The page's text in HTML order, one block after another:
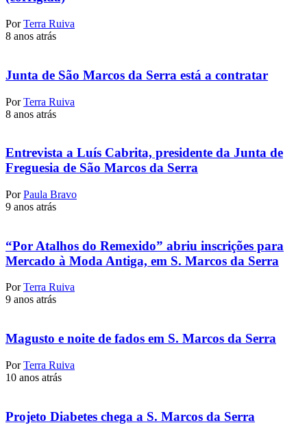
Por Terra Ruiva
8 anos atrás
Junta de São Marcos da Serra está a contratar
Por Terra Ruiva
8 anos atrás
Entrevista a Luís Cabrita, presidente da Junta de
Freguesia de São Marcos da Serra
Por Paula Bravo
9 anos atrás
“Por Atalhos do Remexido” abriu inscrições para
Mercado à Moda Antiga, em S. Marcos da Serra
Por Terra Ruiva
9 anos atrás
Magusto e noite de fados em S. Marcos da Serra
Por Terra Ruiva
10 anos atrás
Projeto Diabetes chega a S. Marcos da Serra